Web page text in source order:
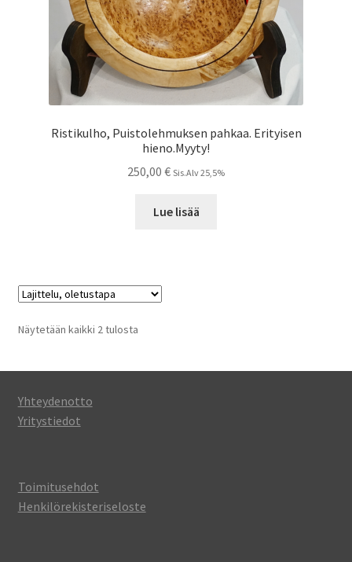
Ristikulho, Puistolehmuksen pahkaa. Erityisen
hieno.Myyty!
250,00 € Sis.Alv 25,5%
Lue lisää
Näytetään kaikki 2 tulosta
Yhteydenotto
Yritystiedot
Toimitusehdot
Henkilörekisteriseloste